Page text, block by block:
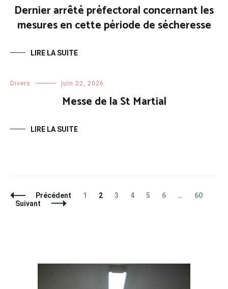
Dernier arrêté préfectoral concernant les
mesures en cette période de sécheresse
LIRE LA SUITE
Divers juin 22, 2026
Messe de la St Martial
LIRE LA SUITE
Navigation
des
Précédent Page
1 Page
2 Page
3 Page
4 Page
5 Page
6 … Page
60
Suivant